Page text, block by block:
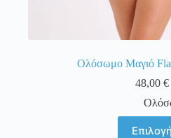
Ολόσωμο Μαγιό
48,00€
Επιλογή
το